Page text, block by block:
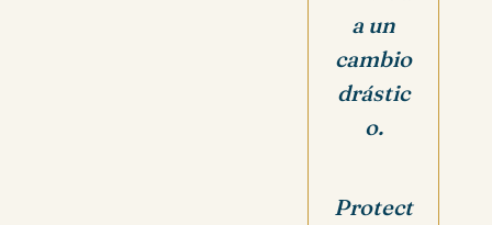
a un
cambio
drástic
o.
Protect